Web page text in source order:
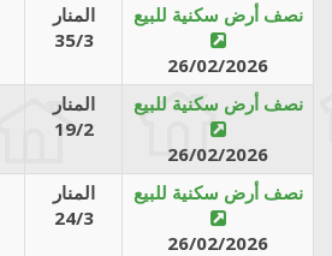
المنار
35/3
نصف أرض سكنية للبيع
26/02/2026
المنار
19/2
نصف أرض سكنية للبيع
26/02/2026
المنار
24/3
نصف أرض سكنية للبيع
26/02/2026